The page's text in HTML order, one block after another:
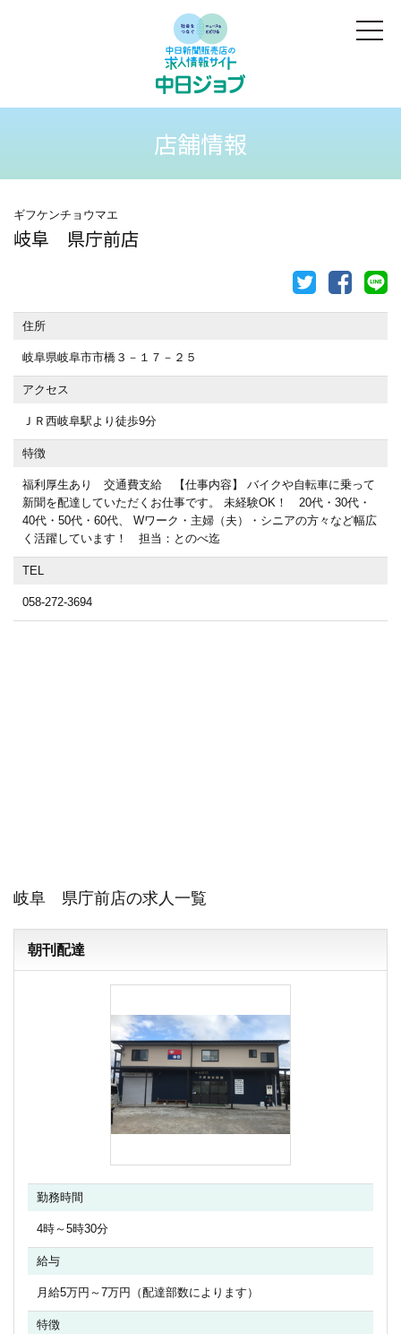
店舗情報
ギフケンチョウマエ
岐阜 県庁前店
住所
岐阜県岐阜市市橋３－１７－２５
アクセス
ＪＲ西岐阜駅より徒歩9分
特徴
福利厚生あり 交通費支給 【仕事内容】 バイクや自転車に乗って
新聞を配達していただくお仕事です。 未経験OK！ 20代・30代・
40代・50代・60代、 Wワーク・主婦（夫）・シニアの方々など幅広
く活躍しています！ 担当：とのべ迄
TEL
058-272-3694
岐阜 県庁前店の求人一覧
朝刊配達
勤務時間
4時～5時30分
給与
月給5万円～7万円（配達部数によります）
特徴